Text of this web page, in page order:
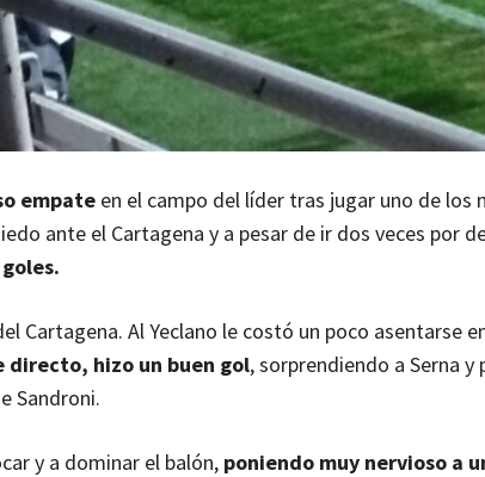
empate en el campo del líder tras jugar uno de los
ante el Cartagena y a pesar de ir dos veces por
Cartagena. Al Yeclano le costó un poco asentarse
directo, hizo un buen gol, sorprendiendo a Serna
Sandroni.
y a dominar el balón, poniendo muy nervioso a